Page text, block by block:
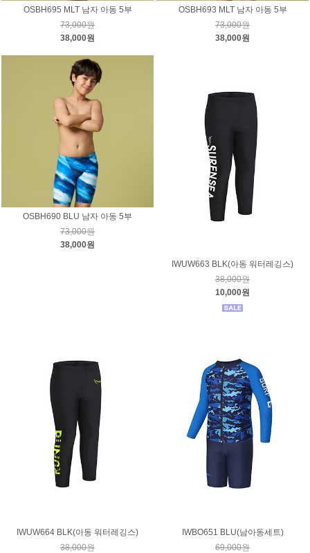
OSBH695 MLT 남자 아동 5부
73,000원
38,000원
OSBH693 MLT 남자 아동 5부
73,000원
38,000원
OSBH690 BLU 남자 아동 5부
73,000원
38,000원
IWUW663 BLK(아동 워터레깅스)
38,000원
10,000원
IWUW664 BLK(아동 워터레깅스)
38,000원
IWBO651 BLU(남아동세트)
69,000원